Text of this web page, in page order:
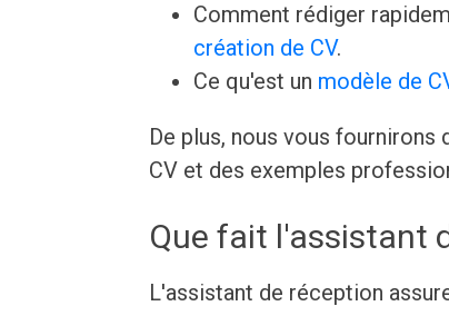
Comment rédiger
création de CV.
Ce qu'est un modèle de
De plus, nous vous
CV et des exemples
Que fait l'assistant
L'assistant de réception